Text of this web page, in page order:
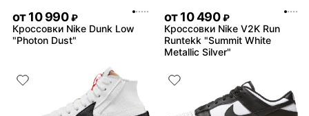
от10 990 ₽
Кроссовки Nike Dunk Low
"Photon Dust"
от10 490 ₽
Кроссовки Nike V2K Run
Runtekk "Summit White
Metallic Silver"